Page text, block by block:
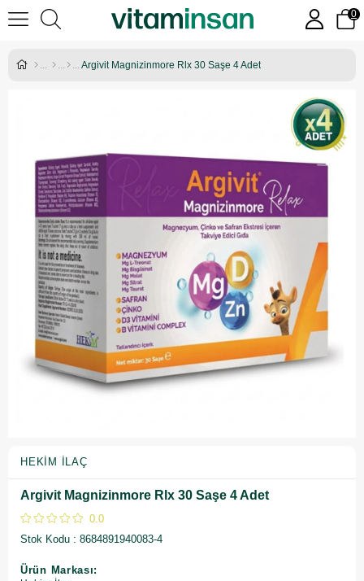
0
Argivit Magnizinmore Rlx 30 Saşe 4 Adet
HEKIM İLAÇ
Argivit Magnizinmore Rlx 30 Saşe 4 Adet
0.0
Stok Kodu
8684891940083-4
Ürün Markası: